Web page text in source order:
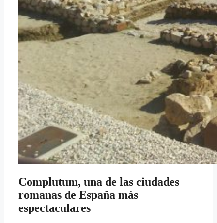
Complutum, una de las ciudades
romanas de España más
espectaculares